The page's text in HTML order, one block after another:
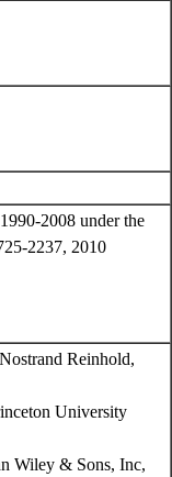
2008 under the
2237, 2010
Reinhold,
University
Wiley & Sons, Inc,